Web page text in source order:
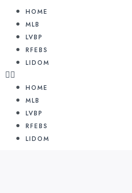
HOME
MLB
LVBP
RFEBS
LIDOM
HOME
MLB
LVBP
RFEBS
LIDOM